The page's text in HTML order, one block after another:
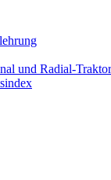
und Radial-